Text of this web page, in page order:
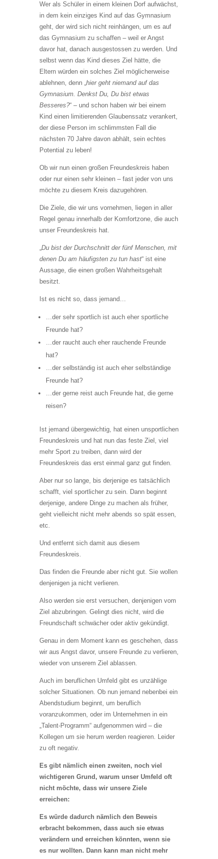
Wer als Schüler in einem kleinen Dorf aufwächst,
in dem kein einziges Kind auf das Gymnasium
geht, der wird sich nicht reinhängen, um es auf
das Gymnasium zu schaffen – weil er Angst
davor hat, danach ausgestossen zu werden. Und
selbst wenn das Kind dieses Ziel hätte, die
Eltern würden ein solches Ziel möglicherweise
ablehnen, denn „hier geht niemand auf das
Gymnasium. Denkst Du, Du bist etwas
Besseres?“ – und schon haben wir bei einem
Kind einen limitierenden Glaubenssatz verankert,
der diese Person im schlimmsten Fall die
nächsten 70 Jahre davon abhält, sein echtes
Potential zu leben!
Ob wir nun einen großen Freundeskreis haben
oder nur einen sehr kleinen – fast jeder von uns
möchte zu diesem Kreis dazugehören.
Die Ziele, die wir uns vornehmen, liegen in aller
Regel genau innerhalb der Komfortzone, die auch
unser Freundeskreis hat.
„Du bist der Durchschnitt der fünf Menschen, mit
denen Du am häufigsten zu tun hast“ ist eine
Aussage, die einen großen Wahrheitsgehalt
besitzt.
Ist es nicht so, dass jemand…
…der sehr sportlich ist auch eher sportliche
Freunde hat?
…der raucht auch eher rauchende Freunde
hat?
…der selbständig ist auch eher selbständige
Freunde hat?
…der gerne reist auch Freunde hat, die gerne
reisen?
Ist jemand übergewichtig, hat einen unsportlichen
Freundeskreis und hat nun das feste Ziel, viel
mehr Sport zu treiben, dann wird der
Freundeskreis das erst einmal ganz gut finden.
Aber nur so lange, bis derjenige es tatsächlich
schafft, viel sportlicher zu sein. Dann beginnt
derjenige, andere Dinge zu machen als früher,
geht vielleicht nicht mehr abends so spät essen,
etc.
Und entfernt sich damit aus diesem
Freundeskreis.
Das finden die Freunde aber nicht gut. Sie wollen
denjenigen ja nicht verlieren.
Also werden sie erst versuchen, denjenigen vom
Ziel abzubringen. Gelingt dies nicht, wird die
Freundschaft schwächer oder aktiv gekündigt.
Genau in dem Moment kann es geschehen, dass
wir aus Angst davor, unsere Freunde zu verlieren,
wieder von unserem Ziel ablassen.
Auch im beruflichen Umfeld gibt es unzählige
solcher Situationen. Ob nun jemand nebenbei ein
Abendstudium beginnt, um beruflich
voranzukommen, oder im Unternehmen in ein
„Talent-Programm“ aufgenommen wird – die
Kollegen um sie herum werden reagieren. Leider
zu oft negativ.
Es gibt nämlich einen zweiten, noch viel
wichtigeren Grund, warum unser Umfeld oft
nicht möchte, dass wir unsere Ziele
erreichen:
Es würde dadurch nämlich den Beweis
erbracht bekommen, dass auch sie etwas
verändern und erreichen könnten, wenn sie
es nur wollten. Dann kann man nicht mehr